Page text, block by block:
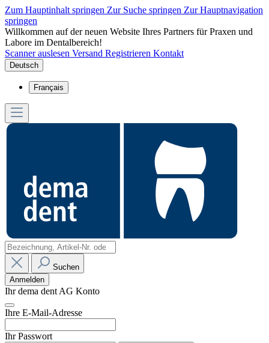
Zum Hauptinhalt springen Zur Suche springen Zur Hauptnavigation
springen
Willkommen auf der neuen Website Ihres Partners für Praxen und
Labore im Dentalbereich!
Scanner auslesen Versand Registrieren Kontakt
Deutsch
Français
Suchen
Anmelden
Ihr dema dent AG Konto
Ihre E-Mail-Adresse
Ihr Passwort